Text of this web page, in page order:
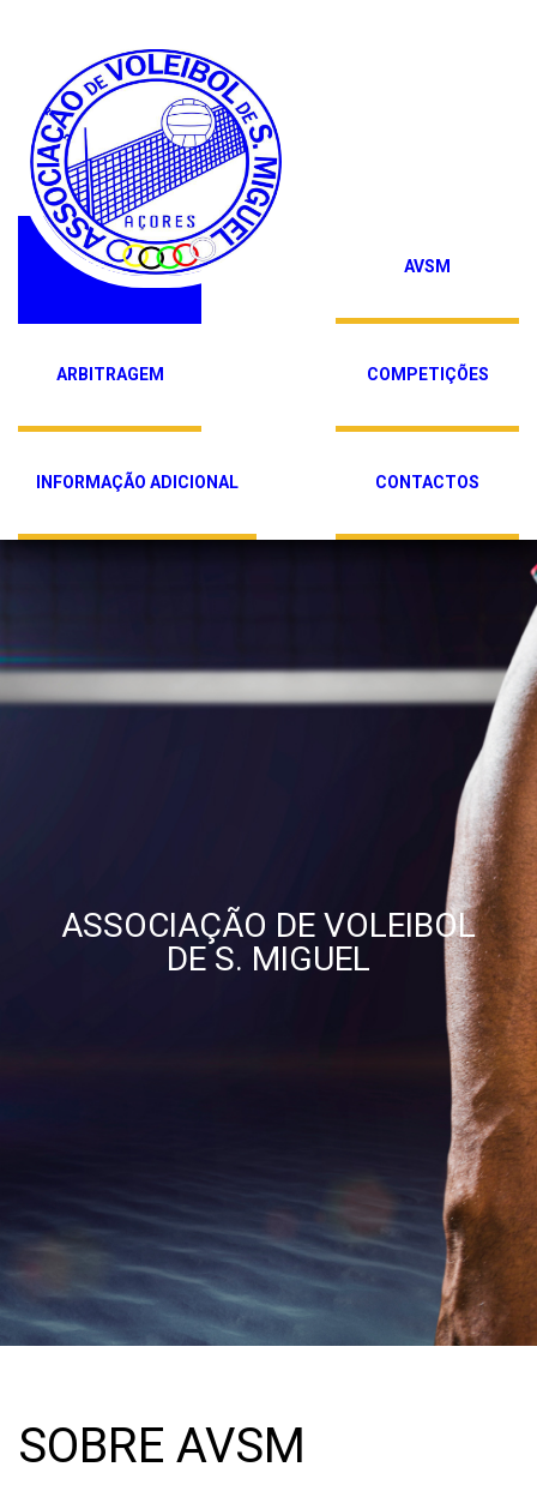
HOME AVSM
ARBITRAGEM COMPETIÇÕES
INFORMAÇÃO ADICIONAL CONTACTOS
ASSOCIAÇÃO DE VOLEIBOL
DE S. MIGUEL
SOBRE AVSM